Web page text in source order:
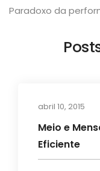
Paradoxo da
abril 10, 2015
Meio e
Eficiente